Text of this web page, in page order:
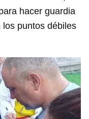
hacer guardia
los puntos débiles